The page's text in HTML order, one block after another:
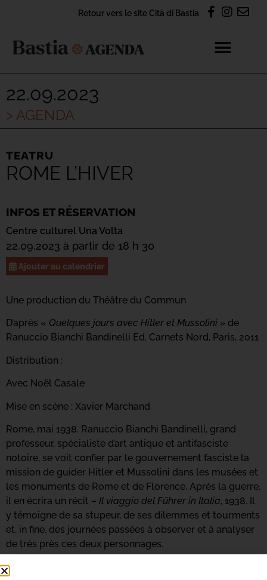
Retour vers le site Cità di Bastia
22.09.2023
> AGENDA
TEATRU
ROME L’HIVER
INFOS ET RÉSERVATION
Centre culturel Una Volta
22.09.2023 à partir de 18 h 30
Ajouter au calendrier
Une production du Théâtre du Commun
D’après « Quelques jours avec Hitler et Mussolini » de
Ranuccio Bianchi Bandinelli Ed. Carnets Nord, Paris, 2011
Distribution :
Avec Noël Casale
Mise en scène : Xavier Marchand
Rome, mai 1938. Ranuccio Bianchi Bandinelli, grand
professeur, spécialiste d’art antique et antifasciste
notoire, se voit confier par le gouvernement fasciste la
mission de guider Hitler et Mussolini dans les musées et
les monuments de Rome et de Florence. Après la guerre,
il en écrira un récit – Il viaggio del Führer in Italia, 1938. Il
y témoigne de sa stupeur, de ses dilemmes et tourments
et, in fine, des journées passées à observer et à analyser
de très près ces deux personnages.
GRATUIT